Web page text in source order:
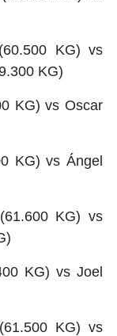
KG) vs
KG)
KG) vs Oscar
KG) vs Ángel
KG) vs
KG) vs Joel
KG) vs